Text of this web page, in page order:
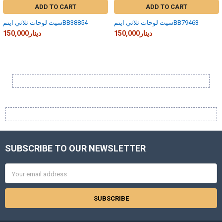
ADD TO CART
سيت لوحات ثلاثي ايتمBB38854
150,000دينار
ADD TO CART
سيت لوحات ثلاثي ايتمBB79463
150,000دينار
Footer
SUBSCRIBE TO OUR NEWSLETTER
Address